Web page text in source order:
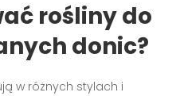
rośliny do
donic?
w różnych stylach i